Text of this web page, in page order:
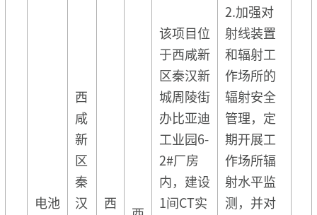
电池
西
咸
新
区
秦
汉
西
该项目位
于西咸新
区秦汉新
城周陵街
办比亚迪
工业园6-
2#厂房
内，建设
1间CT实
2.加强对
射线装置
和辐射工
作场所的
辐射安全
管理，定
期开展工
作场所辐
射水平监
测，并对